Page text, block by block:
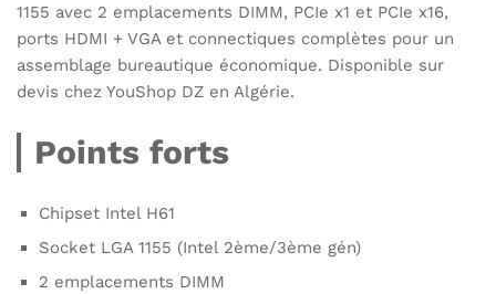
1155 avec 2 emplacements DIMM, PCIe x1 et PCIe x16,
ports HDMI + VGA et connectiques complètes pour un
assemblage bureautique économique. Disponible sur
devis chez YouShop DZ en Algérie.
Points forts
Chipset Intel H61
Socket LGA 1155 (Intel 2ème/3ème gén)
2 emplacements DIMM